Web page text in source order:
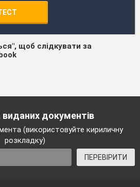
щоб слідкувати за
виданих документів
(використовуйте кириличну
розкладку)
ПЕРЕВІРИТИ